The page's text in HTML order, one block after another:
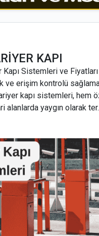
KAPI
Kapı Sistemleri ve
ve erişim kontrolü
kapı sistemleri, hem
alanlarda yaygın olarak